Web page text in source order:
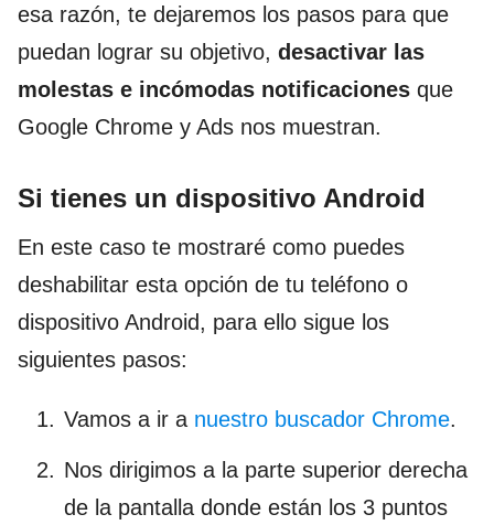
esa razón, te dejaremos los pasos para que
puedan lograr su objetivo, desactivar las
molestas e incómodas notificaciones que
Google Chrome y Ads nos muestran.
Si tienes un dispositivo Android
En este caso te mostraré como puedes
deshabilitar esta opción de tu teléfono o
dispositivo Android, para ello sigue los
siguientes pasos:
Vamos a ir a nuestro buscador Chrome.
Nos dirigimos a la parte superior derecha
de la pantalla donde están los 3 puntos